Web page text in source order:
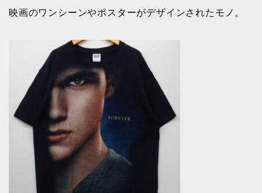
映画のワンシーンやポスターがデザインされたモノ。